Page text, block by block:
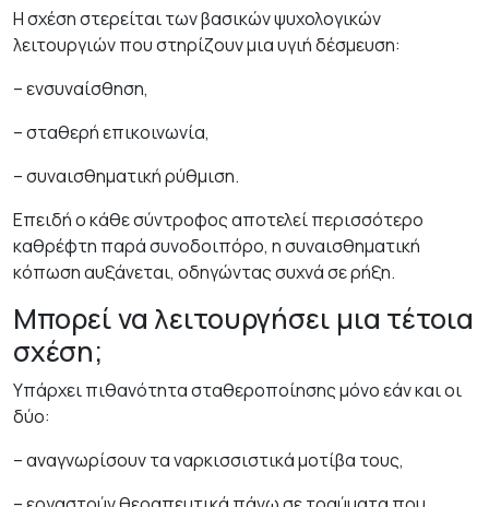
Η σχέση στερείται των βασικών ψυχολογικών
λειτουργιών που στηρίζουν μια υγιή δέσμευση:
– ενσυναίσθηση,
– σταθερή επικοινωνία,
– συναισθηματική ρύθμιση.
Επειδή ο κάθε σύντροφος αποτελεί περισσότερο
καθρέφτη παρά συνοδοιπόρο, η συναισθηματική
κόπωση αυξάνεται, οδηγώντας συχνά σε ρήξη.
Μπορεί να λειτουργήσει μια τέτοια
σχέση;
Υπάρχει πιθανότητα σταθεροποίησης μόνο εάν και οι
δύο:
– αναγνωρίσουν τα ναρκισσιστικά μοτίβα τους,